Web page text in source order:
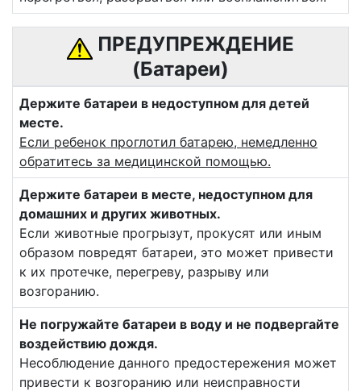
ПРЕДУПРЕЖДЕНИЕ
(Батареи)
Держите батареи в недоступном для детей
месте.
Если ребенок проглотил батарею, немедленно
обратитесь за медицинской помощью.
Держите батареи в месте, недоступном для
домашних и других животных.
Если животные прогрызут, прокусят или иным
образом повредят батареи, это может привести
к их протечке, перегреву, разрыву или
возгоранию.
Не погружайте батареи в воду и не подвергайте
воздействию дождя.
Несоблюдение данного предостережения может
привести к возгоранию или неисправности